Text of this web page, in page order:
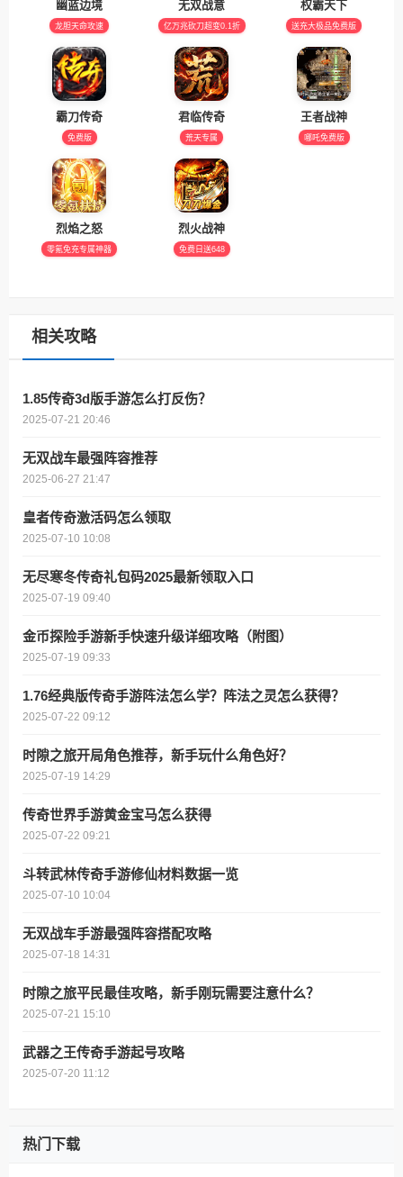
幽蓝边境
龙胆天命攻速
无双战意
亿万兆砍刀超变0.1折
权霸天下
送充大极品免费版
霸刀传奇
免费版
君临传奇
荒天专属
王者战神
哪吒免费版
烈焰之怒
零氪免充专属神器
烈火战神
免费日送648
相关攻略
1.85传奇3d版手游怎么打反伤？
2025-07-21 20:46
无双战车最强阵容推荐
2025-06-27 21:47
皇者传奇激活码怎么领取
2025-07-10 10:08
无尽寒冬传奇礼包码2025最新领取入口
2025-07-19 09:40
金币探险手游新手快速升级详细攻略（附图）
2025-07-19 09:33
1.76经典版传奇手游阵法怎么学？阵法之灵怎么获得？
2025-07-22 09:12
时隙之旅开局角色推荐，新手玩什么角色好？
2025-07-19 14:29
传奇世界手游黄金宝马怎么获得
2025-07-22 09:21
斗转武林传奇手游修仙材料数据一览
2025-07-10 10:04
无双战车手游最强阵容搭配攻略
2025-07-18 14:31
时隙之旅平民最佳攻略，新手刚玩需要注意什么？
2025-07-21 15:10
武器之王传奇手游起号攻略
2025-07-20 11:12
热门下载